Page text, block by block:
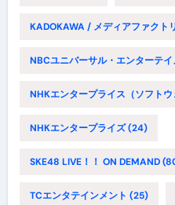
KADOKAWA / メディアファクト
NBCユニバーサル・エンターテ
NHKエンタープライス（ソフトウ
NHKエンタープライズ(24)
SKE48 LIVE！！ ON DEMAND
TCエンタテインメント (25)